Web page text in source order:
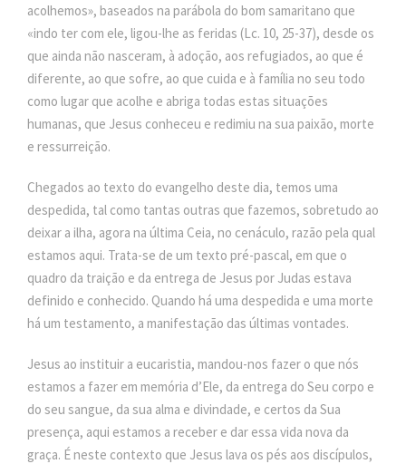
acolhemos», baseados na parábola do bom samaritano que
«indo ter com ele, ligou-lhe as feridas (Lc. 10, 25-37), desde os
que ainda não nasceram, à adoção, aos refugiados, ao que é
diferente, ao que sofre, ao que cuida e à família no seu todo
como lugar que acolhe e abriga todas estas situações
humanas, que Jesus conheceu e redimiu na sua paixão, morte
e ressurreição.
Chegados ao texto do evangelho deste dia, temos uma
despedida, tal como tantas outras que fazemos, sobretudo ao
deixar a ilha, agora na última Ceia, no cenáculo, razão pela qual
estamos aqui. Trata-se de um texto pré-pascal, em que o
quadro da traição e da entrega de Jesus por Judas estava
definido e conhecido. Quando há uma despedida e uma morte
há um testamento, a manifestação das últimas vontades.
Jesus ao instituir a eucaristia, mandou-nos fazer o que nós
estamos a fazer em memória d’Ele, da entrega do Seu corpo e
do seu sangue, da sua alma e divindade, e certos da Sua
presença, aqui estamos a receber e dar essa vida nova da
graça. É neste contexto que Jesus lava os pés aos discípulos,